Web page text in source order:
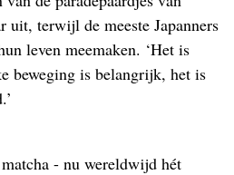
uit, terwijl de meeste Japanners
leven meemaken. ‘Het is
beweging is belangrijk, het is
- nu wereldwijd hét